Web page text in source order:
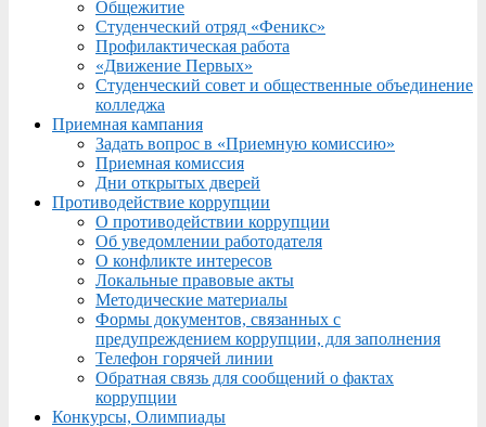
Общежитие
Студенческий отряд «Феникс»
Профилактическая работа
«Движение Первых»
Студенческий совет и общественные объединение
колледжа
Приемная кампания
Задать вопрос в «Приемную комиссию»
Приемная комиссия
Дни открытых дверей
Противодействие коррупции
О противодействии коррупции
Об уведомлении работодателя
О конфликте интересов
Локальные правовые акты
Методические материалы
Формы документов, связанных с
предупреждением коррупции, для заполнения
Телефон горячей линии
Обратная связь для сообщений о фактах
коррупции
Конкурсы, Олимпиады